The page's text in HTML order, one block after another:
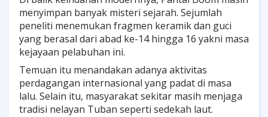
menyimpan banyak misteri sejarah. Sejumlah
peneliti menemukan fragmen keramik dan guci
yang berasal dari abad ke-14 hingga 16 yakni masa
kejayaan pelabuhan ini.
Temuan itu menandakan adanya aktivitas
perdagangan internasional yang padat di masa
lalu. Selain itu, masyarakat sekitar masih menjaga
tradisi nelayan Tuban seperti sedekah laut.